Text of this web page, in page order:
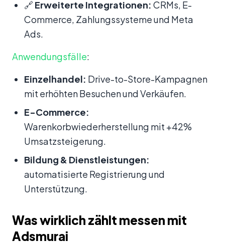
🔗 Erweiterte Integrationen: CRMs, E-
Commerce, Zahlungssysteme und Meta
Ads.
Anwendungsfälle:
Einzelhandel: Drive-to-Store-Kampagnen
mit erhöhten Besuchen und Verkäufen.
E-Commerce:
Warenkorbwiederherstellung mit +42%
Umsatzsteigerung.
Bildung & Dienstleistungen:
automatisierte Registrierung und
Unterstützung.
Was wirklich zählt messen mit
Adsmurai